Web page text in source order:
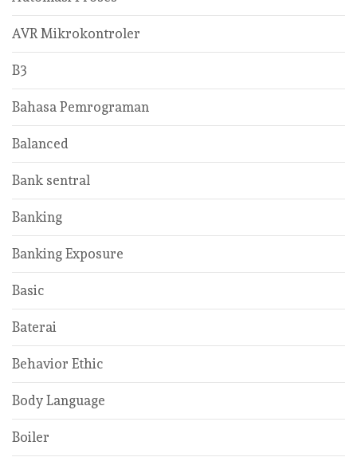
AVR Mikrokontroler
B3
Bahasa Pemrograman
Balanced
Bank sentral
Banking
Banking Exposure
Basic
Baterai
Behavior Ethic
Body Language
Boiler